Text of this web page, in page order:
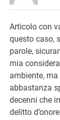
Articolo con
questo caso,
parole,
mia
ambiente,
abbastanza
decenni che
delitto